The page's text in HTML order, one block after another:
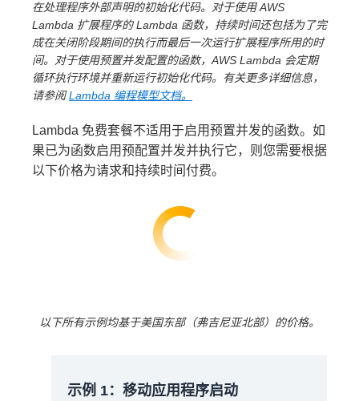
月度总费用 = 请求费用 + 计算费用
=1.49 USD + 248.00 USD =
249.49 USD
632 万 *
0.0000166667 美元 = 105.33 美元
在处理程序外部声明的初始化代码。对于使用 AWS
Lambda 扩展程序的 Lambda 函数，持续时间还包括为了完
成在关闭阶段期间的执行而最后一次运行扩展程序所用的时
间。对于使用预置并发配置的函数，AWS Lambda 会定期
循环执行环境并重新运行初始化代码。有关更多详细信息，
请参阅Lambda 编程模型文档。
Lambda 免费套餐不适用于启用预置并发的函数。如
果已为函数启用预配置并发并执行它，则您需要根据
以下价格为请求和持续时间付费。
以下所有示例均基于美国东部（弗吉尼亚北部）的价格。
示例 1：移动应用程序启动